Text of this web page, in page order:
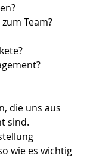
Team?
die uns aus
sind.
wie es wichtig